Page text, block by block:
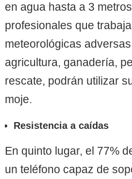
en agua hasta a 3
profesionales que
meteorológicas
agricultura, ganadería,
rescate, podrán utilizar
moje.
Resistencia a caídas
En quinto lugar, el 77%
un teléfono capaz de